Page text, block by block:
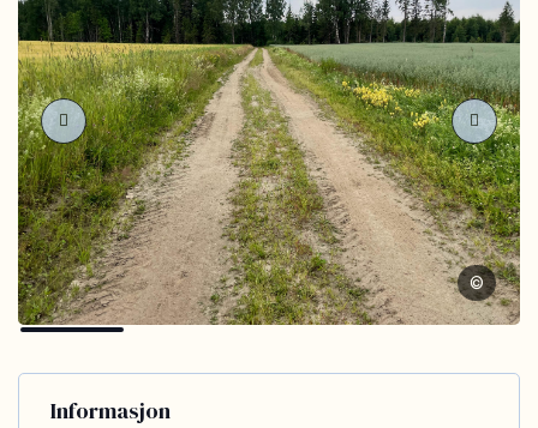
©
Informasjon